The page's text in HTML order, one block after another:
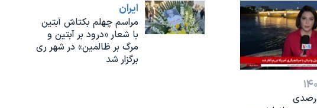
ايران
مراسم چهلم بکتاش آبتین
با شعار «درود بر آبتین و
مرگ بر ظالمین» در شهر ری
برگزار شد
۲۰ درصدی